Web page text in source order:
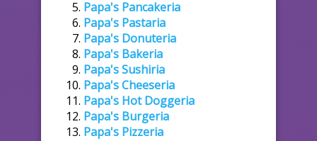
Papa's Pancakeria
Papa's Pastaria
Papa's Donuteria
Papa's Bakeria
Papa's Sushiria
Papa's Cheeseria
Papa's Hot Doggeria
Papa's Burgeria
Papa's Pizzeria